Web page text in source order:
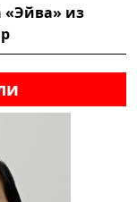
«Эйва» из